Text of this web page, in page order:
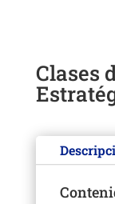
Clases